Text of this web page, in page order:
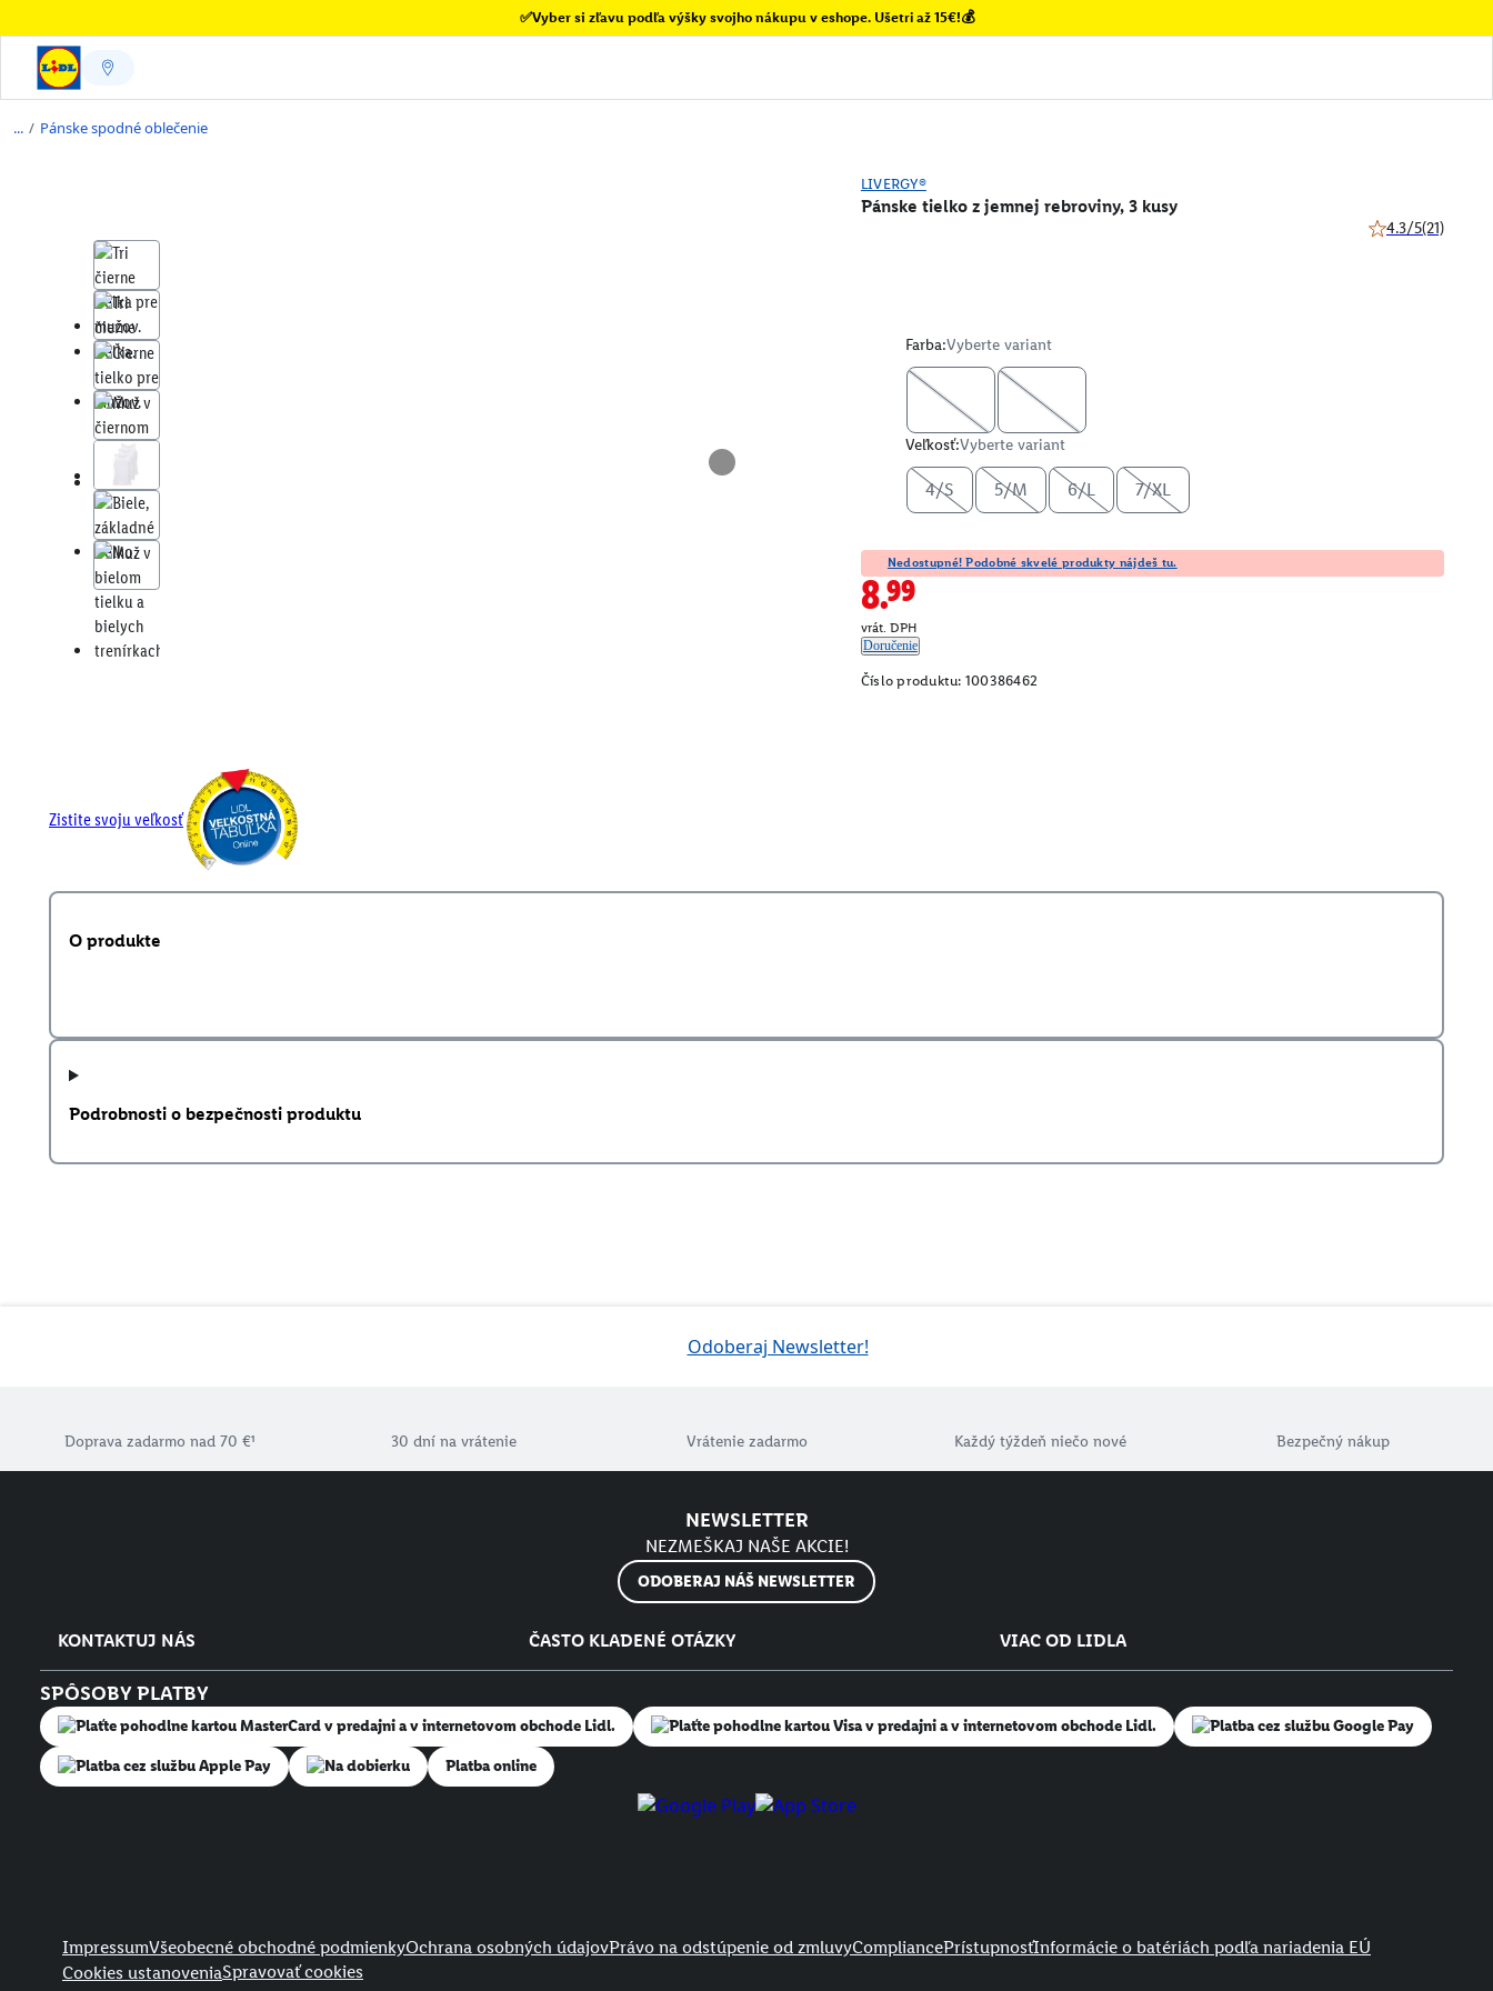
✅Vyber si zľavu podľa výšky svojho nákupu v eshope. Ušetri až 15€!💰
/ Pánske spodné oblečenie
LIVERGY®
Pánske tielko z jemnej rebroviny, 3 kusy
4.3/5(21)
Farba:Vyberte variant
Veľkosť:Vyberte variant
4/S 5/M 6/L 7/XL
Nedostupné! Podobné skvelé produkty nájdeš tu.
8.99
vrát. DPH
Doručenie
Číslo produktu: 100386462
Zistite svoju veľkosť
O produkte
Podrobnosti o bezpečnosti produktu
Odoberaj Newsletter!
Doprava zadarmo nad 70 €¹ 30 dní na vrátenie Vrátenie zadarmo Každý týždeň niečo nové Bezpečný nákup
NEWSLETTER
NEZMEŠKAJ NAŠE AKCIE!
ODOBERAJ NÁŠ NEWSLETTER
KONTAKTUJ NÁS ČASTO KLADENÉ OTÁZKY VIAC OD LIDLA
SPÔSOBY PLATBY
Na dobierku Platba online
ImpressumVšeobecné obchodné podmienkyOchrana osobných údajovPrávo na odstúpenie od zmluvyCompliancePrístupnosťInformácie o batériách podľa nariadenia EÚ
Cookies ustanoveniaSpravovať cookies